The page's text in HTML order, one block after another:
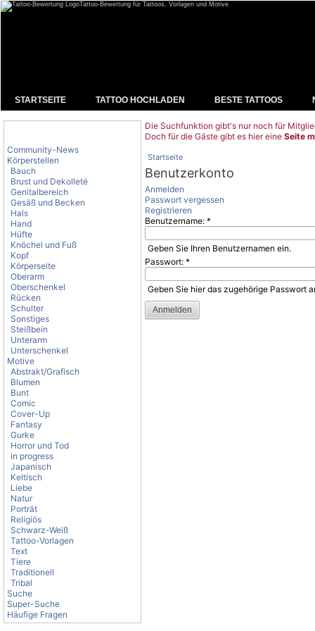
Tattoo-Bewertung für Tattoos, Vorlagen und Motive
STARTSEITE TATTOO HOCHLADEN BESTE TATTOOS
Community-News
Körperstellen
Bauch
Brust und Dekolleté
Genitalbereich
Gesäß und Becken
Hals
Hand
Hüfte
Knöchel und Fuß
Kopf
Körperseite
Oberarm
Oberschenkel
Rücken
Schulter
Sonstiges
Steißbein
Unterarm
Unterschenkel
Motive
Abstrakt/Grafisch
Blumen
Bunt
Comic
Cover-Up
Fantasy
Gurke
Horror und Tod
in progress
Japanisch
Keltisch
Liebe
Natur
Porträt
Religiös
Schwarz-Weiß
Tattoo-Vorlagen
Text
Tiere
Traditionell
Tribal
Suche
Super-Suche
Häufige Fragen
Die Suchfunktion gibt's nur noch für
Doch für die Gäste gibt es hier eine Seite
Startseite
Benutzerkonto
Anmelden
Passwort vergessen
Registrieren
Benutzername: *
Geben Sie Ihren Benutzernamen ein.
Passwort: *
Geben Sie hier das zugehörige Passwort